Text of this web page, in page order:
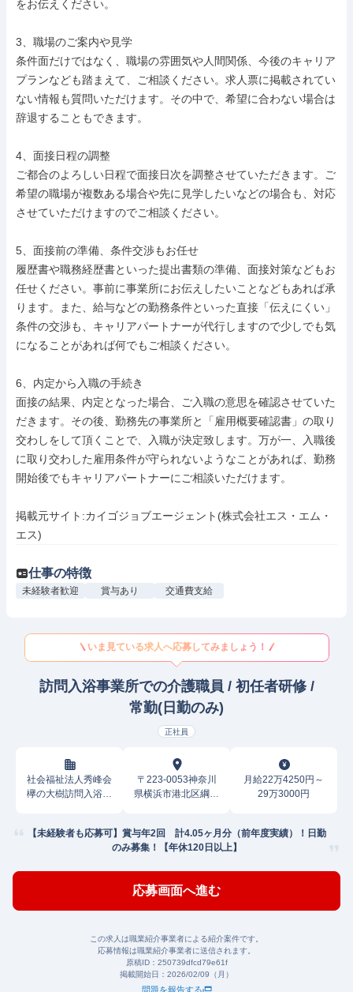
をお伝えください。
3、職場のご案内や見学
条件面だけではなく、職場の雰囲気や人間関係、今後のキャリア
プランなども踏まえて、ご相談ください。求人票に掲載されてい
ない情報も質問いただけます。その中で、希望に合わない場合は
辞退することもできます。
4、面接日程の調整
ご都合のよろしい日程で面接日次を調整させていただきます。ご
希望の職場が複数ある場合や先に見学したいなどの場合も、対応
させていただけますのでご相談ください。
5、面接前の準備、条件交渉もお任せ
履歴書や職務経歴書といった提出書類の準備、面接対策などもお
任せください。事前に事業所にお伝えしたいことなどもあれば承
ります。また、給与などの勤務条件といった直接「伝えにくい」
条件の交渉も、キャリアパートナーが代行しますので少しでも気
になることがあれば何でもご相談ください。
6、内定から入職の手続き
面接の結果、内定となった場合、ご入職の意思を確認させていた
だきます。その後、勤務先の事業所と「雇用概要確認書」の取り
交わしをして頂くことで、入職が決定致します。万が一、入職後
に取り交わした雇用条件が守られないようなことがあれば、勤務
開始後でもキャリアパートナーにご相談いただけます。
掲載元サイト:カイゴジョブエージェント(株式会社エス・エム・
エス)
仕事の特徴
未経験者歓迎 賞与あり 交通費支給
いま見ている求人へ応募してみましょう！
訪問入浴事業所での介護職員 / 初任者研修 /
常勤(日勤のみ)
正社員
社会福祉法人秀峰会
欅の大樹訪問入浴サ
〒223-0053神奈川
県横浜市港北区綱島
月給22万4250円～
29万3000円
【未経験者も応募可】賞与年2回 計4.05ヶ月分（前年度実績）！日勤
のみ募集！【年休120日以上】
応募画面へ進む
この求人は職業紹介事業者による紹介案件です。
応募情報は職業紹介事業者に送信されます。
原稿ID： 250739dfcd79e61f
掲載開始日： 2026/02/09（月）
問題を報告する